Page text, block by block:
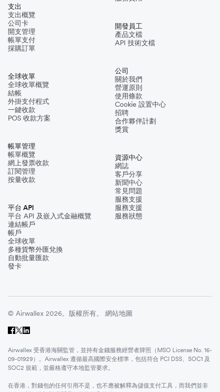
支出
支出概覽
公司卡
開支管理
帳單支付
採購訂單
全球收單
全球收單概覽
結帳
外掛支付程式
一鍵收款
POS 收款方案
帳單管理
帳單概覽
網上發票收款
訂閱管理
按量收款
平台 API
平台 API 及嵌入式金融概覽
連結帳戶
帳戶
全球收單
多種貨幣外匯兌換
自動批量匯款
發卡
開發員工
產品文檔
API 技術文檔
公司
關於我們
營運原則
使用條款
Cookie 設置中心
招聘
合作夥伴計劃
獎賞
資源中心
網誌
客戶分享
新聞中心
常見問題
服務支援
服務支援
服務狀態
© Airwallex 2026。版權所有。 網站地圖
Airwallex 受香港海關監管，並持有金錢服務經營者牌照（MSO License No. 16-
09-01929）。Airwallex 遵循最高國際安全標準，包括符合 PCI DSS、SOC1 及
SOC2 規範，並嚴格遵守本地監管要求。
在香港，對錢包的任何引用不是，也不應被解釋為儲值支付工具，而我們並非